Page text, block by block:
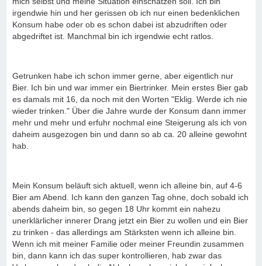
irgendwie hin und her gerissen ob ich nur einen bedenklichen
Konsum habe oder ob es schon dabei ist abzudriften oder
abgedriftet ist. Manchmal bin ich irgendwie echt ratlos.
Getrunken habe ich schon immer gerne, aber eigentlich nur
Bier. Ich bin und war immer ein Biertrinker. Mein erstes Bier gab
es damals mit 16, da noch mit den Worten "Eklig. Werde ich nie
wieder trinken." Über die Jahre wurde der Konsum dann immer
mehr und mehr und erfuhr nochmal eine Steigerung als ich von
daheim ausgezogen bin und dann so ab ca. 20 alleine gewohnt
hab.
Mein Konsum beläuft sich aktuell, wenn ich alleine bin, auf 4-6
Bier am Abend. Ich kann den ganzen Tag ohne, doch sobald ich
abends daheim bin, so gegen 18 Uhr kommt ein nahezu
unerklärlicher innerer Drang jetzt ein Bier zu wollen und ein Bier
zu trinken - das allerdings am Stärksten wenn ich alleine bin.
Wenn ich mit meiner Familie oder meiner Freundin zusammen
bin, dann kann ich das super kontrollieren, hab zwar das